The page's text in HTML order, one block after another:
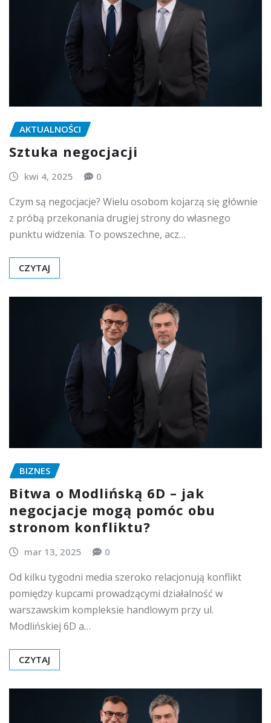
AKTUALNOŚCI
Sztuka negocjacji
kwi 4, 2025 0
Czym są negocjacje? Wielu osobom kojarzą się głównie
z próbą przekonania drugiej strony do własnego
punktu widzenia. To powszechne, acz…
CZYTAJ
BIZNES
Bitwa o Modlińską 6D – jak
negocjacje mogą pomóc obu
stronom konfliktu?
mar 13, 2025 0
Od kilku tygodni media szeroko relacjonują konflikt
pomiędzy kupcami prowadzącymi działalność w
warszawskim kompleksie handlowym przy ul.
Modlińskiej 6D a…
CZYTAJ